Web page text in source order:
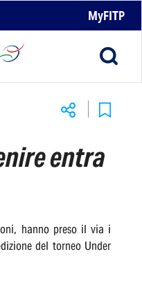
MyFITP
entra
hanno preso il via i
del torneo Under